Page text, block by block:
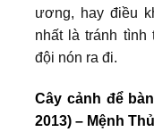
ương, hay điều
nhất là tránh tình
đội nón ra đi.
Cây cảnh để
2013) – Mệnh